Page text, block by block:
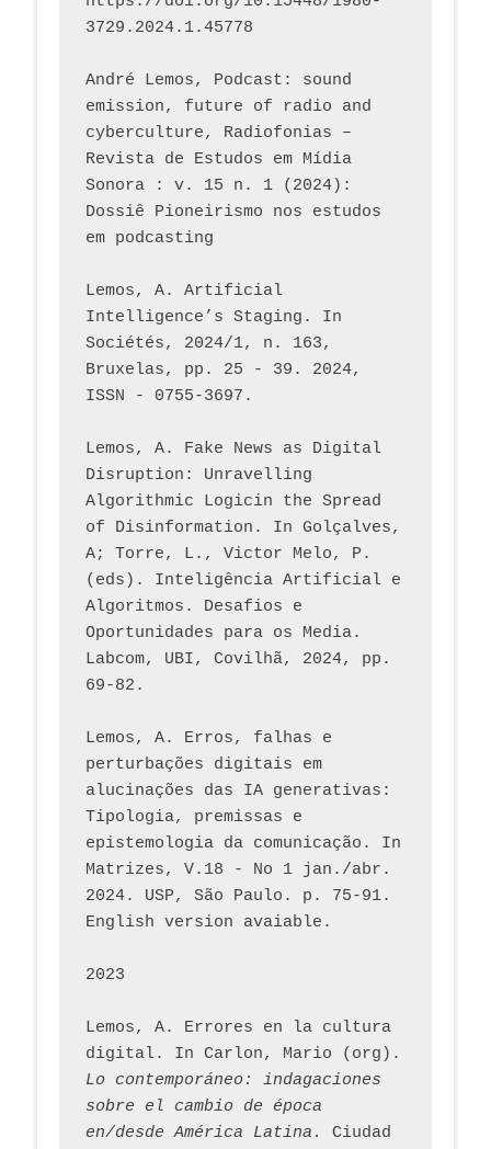
3729.2024.1.45778
André Lemos, Podcast: sound
emission, future of radio and
cyberculture, Radiofonias –
Revista de Estudos em Mídia
Sonora : v. 15 n. 1 (2024):
Dossiê Pioneirismo nos estudos
em podcasting
Lemos, A. Artificial
Intelligence’s Staging. In
Sociétés, 2024/1, n. 163,
Bruxelas, pp. 25 - 39. 2024,
ISSN - 0755-3697.
Lemos, A. Fake News as Digital
Disruption: Unravelling
Algorithmic Logicin the Spread
of Disinformation. In Golçalves,
A; Torre, L., Victor Melo, P.
(eds). Inteligência Artificial e
Algoritmos. Desafios e
Oportunidades para os Media.
Labcom, UBI, Covilhã, 2024, pp.
69-82.
Lemos, A. Erros, falhas e
perturbações digitais em
alucinações das IA generativas:
Tipologia, premissas e
epistemologia da comunicação. In
Matrizes, V.18 - No 1 jan./abr.
2024. USP, São Paulo. p. 75-91.
English version avaiable.
2023
Lemos, A. Errores en la cultura
Lo contemporáneo: indagaciones
sobre el cambio de época
en/desde América Latina.
Ciudad